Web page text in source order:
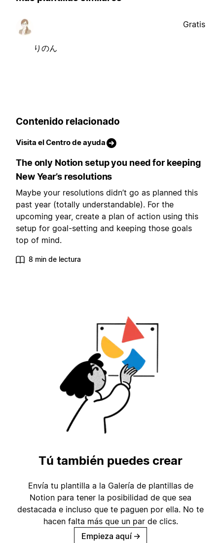
りのん
Gratis
Contenido relacionado
Visita el Centro de ayuda
The only Notion setup you need for keeping
New Year’s resolutions
Maybe your resolutions didn’t go as planned this
past year (totally understandable). For the
upcoming year, create a plan of action using this
setup for goal-setting and keeping those goals
top of mind.
8 min de lectura
Tú también puedes crear
Envía tu plantilla a la Galería de plantillas de
Notion para tener la posibilidad de que sea
destacada e incluso que te paguen por ella. No te
hacen falta más que un par de clics.
Empieza aquí →